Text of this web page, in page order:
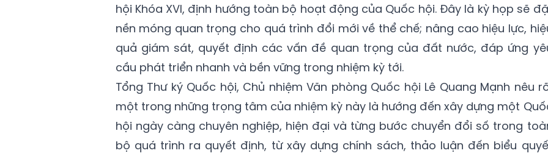
hội Khóa XVI, định hướng toàn bộ hoạt động của Quốc hội. Đây là kỳ họp sẽ
nền móng quan trọng cho quá trình đổi mới về thể chế; nâng cao hiệu lực,
quả giám sát, quyết định các vấn đề quan trọng của đất nước, đáp ứng
cầu phát triển nhanh và bền vững trong nhiệm kỳ tới.
Tổng Thư ký Quốc hội, Chủ nhiệm Văn phòng Quốc hội Lê Quang Mạnh nêu
một trong những trọng tâm của nhiệm kỳ này là hướng đến xây dựng một
hội ngày càng chuyên nghiệp, hiện đại và từng bước chuyển đổi số trong
bộ quá trình ra quyết định, từ xây dựng chính sách, thảo luận đến biểu